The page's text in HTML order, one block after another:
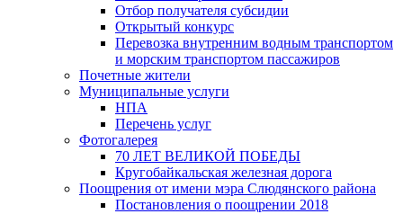
Отбор получателя субсидии
Открытый конкурс
Перевозка внутренним водным транспортом
и морским транспортом пассажиров
Почетные жители
Муниципальные услуги
НПА
Перечень услуг
Фотогалерея
70 ЛЕТ ВЕЛИКОЙ ПОБЕДЫ
Кругобайкальская железная дорога
Поощрения от имени мэра Слюдянского района
Постановления о поощрении 2018